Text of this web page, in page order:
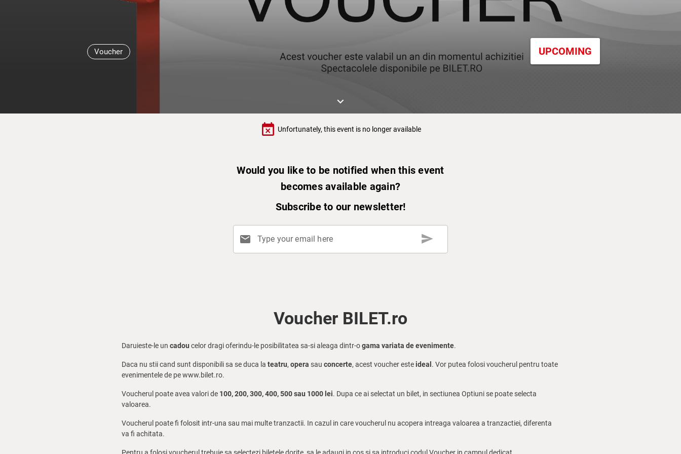
Voucher UPCOMING
keyboard_arrow_down
event_busy Unfortunately, this event is no longer available
Would you like to be notified when this event
becomes available again?
Subscribe to our newsletter!
mail Type your email here send
Voucher BILET.ro
Daruieste-le un cadou celor dragi oferindu-le posibilitatea sa-si aleaga dintr-ogama variata de evenimente.
Daca nu stii cand sunt disponibili sa se duca la teatru, opera sau concerte, acest voucher esteideal . Vor putea folosi voucherul pentru toate
evenimentele de pe www.bilet.ro.
Voucherul poate avea valori de 100, 200, 300, 400, 500 sau 1000 lei. Dupa ce ai selectat un bilet, in sectiunea Optiuni se poate selecta
valoarea.
Voucherul poate fi folosit intr-una sau mai multe tranzactii. In cazul in care voucherul nu acopera intreaga valoarea a tranzactiei, diferenta
va fi achitata.